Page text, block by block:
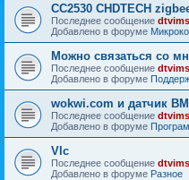
CC2530 CHDTECH
Последнее сообщение dtvims
Добавлено в форуме
Можно связаться со
Последнее сообщение dtvims
Добавлено в форуме
wokwi.com и датчик
Последнее сообщение dtvims
Добавлено в форуме
Vlc
Последнее сообщение dtvims
Добавлено в форуме Разное